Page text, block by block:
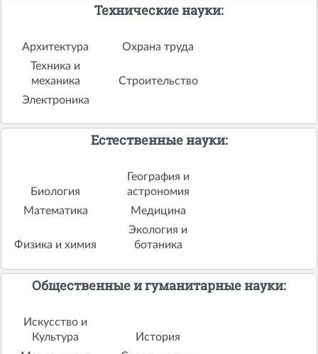
Технические науки:
Архитектура
Охрана труда
Техника и
механика
Строительство
Электроника
Естественные науки:
Биология
География и
астрономия
Математика
Медицина
Физика и химия
Экология и
ботаника
Общественные и гуманитарные науки:
Искусство и
Культура
История